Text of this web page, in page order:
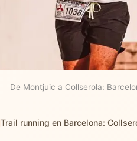
De Montjuic a Collserola:
Trail running en Barcelona: